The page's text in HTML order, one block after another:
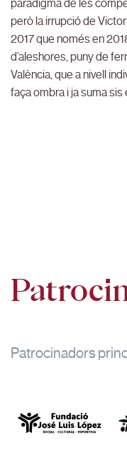
paradigma de les
però la irrupció de
2017 que només en
d’aleshores, puny de
València, que a nivell
faça ombra i ja suma
Patrocinadors